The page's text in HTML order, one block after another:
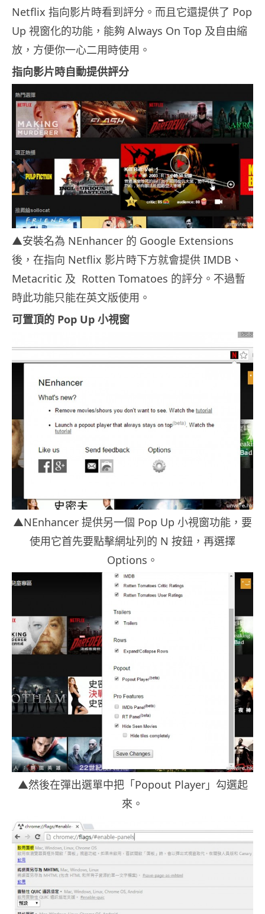
Netflix 指向影片時看到評分。而且它還提供了 Pop
Up 視窗化的功能，能夠 Always On Top 及自由縮
放，方便你一心二用時使用。
指向影片時自動提供評分
▲安裝名為 NEnhancer 的 Google Extensions
後，在指向 Netflix 影片時下方就會提供 IMDB、
Metacritic 及 Rotten Tomatoes 的評分。不過暫
時此功能只能在英文版使用。
可置頂的 Pop Up 小視窗
▲NEnhancer 提供另一個 Pop Up 小視窗功能，要
使用它首先要點擊網址列的 N 按鈕，再選擇
Options。
▲然後在彈出選單中把「Popout Player」勾選起
來。